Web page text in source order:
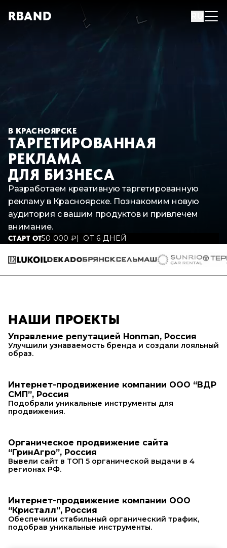
RBAND
ТАРГЕТИРОВАННАЯ
РЕКЛАМА
ДЛЯ БИЗНЕСА
В КРАСНОЯРСКЕ
Разработаем креативную таргетированную
рекламу в Красноярске. Познакомим новую
аудитория с вашим продуктов и привлечем
внимание.
СТАРТ ОТ50 000 ₽ ОТ 6 ДНЕЙ
НАШИ ПРОЕКТЫ
Управление репутацией Honman, Россия
Улучшили узнаваемость бренда и создали лояльный
образ.
Интернет-продвижение компании ООО “ВДР
СМП”, Россия
Подобрали уникальные инструменты для
продвижения.
Органическое продвижение сайта
“ГринАгро”, Россия
Вывели сайт в ТОП 5 органической выдачи в 4
регионах РФ.
Интернет-продвижение компании ООО
“Кристалл”, Россия
Обеспечили стабильный органический трафик,
подобрав уникальные инструменты.